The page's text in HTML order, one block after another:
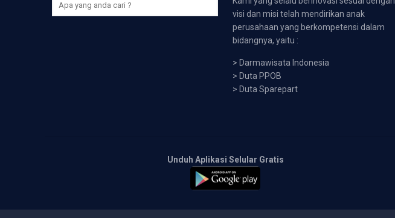
visi dan misi telah mendirikan anak
perusahaan yang berkompetensi dalam
bidangnya, yaitu :
> Darmawisata Indonesia
> Duta PPOB
> Duta Sparepart
Unduh Aplikasi Selular Gratis